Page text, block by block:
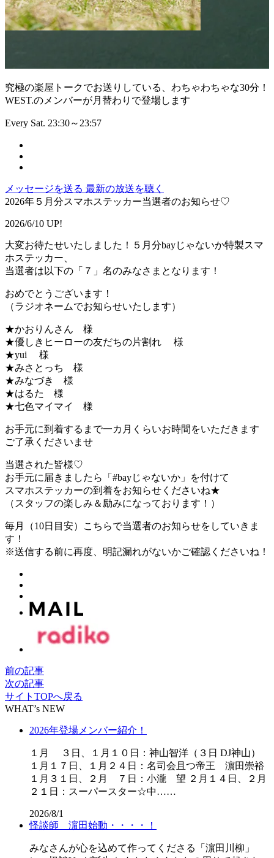
究極の楽屋トークでお送りしている、わちゃわちゃな30分！
WEST.のメンバーが月替わりで登場します
Every Sat. 23:30～23:57
メッセージを送る 最新の放送を聴く
2026年５月分スマホステッカー当選者のお知らせ♡
2026/6/10 UP!
大変お待たせいたしました！５月分bayじゃないか特製スマ
ホステッカー、
当選者は以下の「７」名のみなさまとなります！
おめでとうございます！
（ラジオネームでお知らせいたします）
★かおりんさん 様
★優しきヒーローの友だちの片割れ 様
★yui 様
★みさとっち 様
★みなづき 様
★はるた 様
★七色マイマイ 様
お手元に到着するまで一カ月くらいお時間をいただきます
ご了承くださいませ
当選された皆様♡
お手元に届きましたら「#bayじゃないか」を付けて
スマホステッカーの到着をお知らせくださいね★
（スタッフの楽しみ＆励みになっております！）
毎月（10日目安）こちらで当選者のお知らせをしていきま
す！
※送信する前に再度、明記漏れがないかご確認くださいね！
前の記事
次の記事
サイトTOPへ戻る
WHAT’s NEW
2026年登場メンバー紹介！
１月 ３日、１月１０日：神山智洋（３日 DJ神山）
１月１７日、１月２４日：名司会且つ帝王 濵田崇裕
１月３１日、２月 ７日：小瀧 望 ２月１４日、２月
２１日：スーパースター☆中……
2026/8/1
怪談師 濵田始動・・・・！
みなさんが心を込めて作ってくださる「濵田川柳」